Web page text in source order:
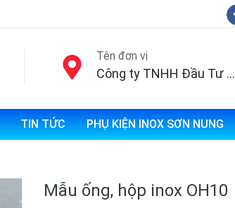
Tên đơn vị
Công ty TNHH Đầu Tư Thương Mại và Xuất Nhập Khẩu Bảo An
TIN TỨC PHỤ KIỆN INOX SƠN NUNG
Mẫu ống, hộp inox OH10